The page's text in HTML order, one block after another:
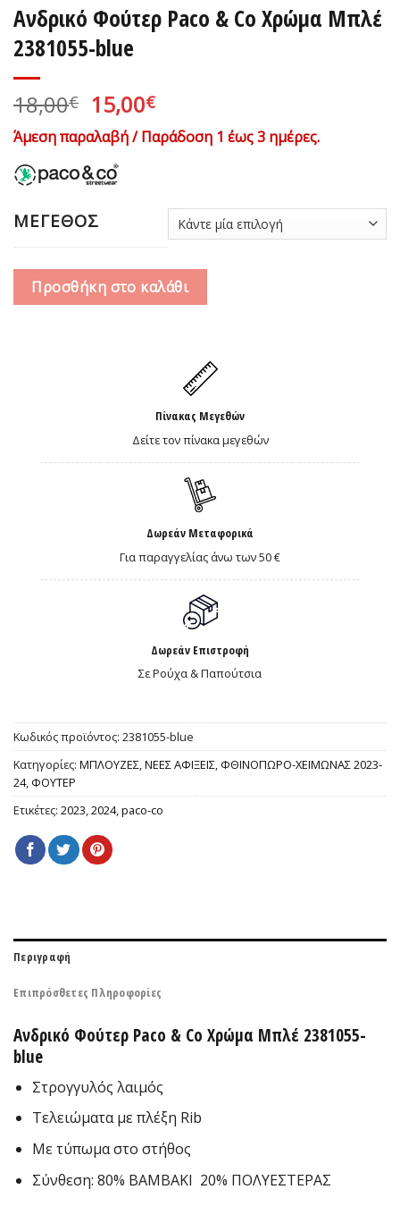
Ανδρικό Φούτερ Paco & Co Χρώμα Μπλέ
2381055-blue
18,00€ Original
price
was:
18,00€.
15,00€Η
τρέχουσα
τιμή
Άμεση παραλαβή / Παράδοση 1 έως 3 ημέρες.
ΜΕΓΕΘΟΣ
Προσθήκη στο καλάθι
Πίνακας Μεγεθών
Δείτε τον πίνακα μεγεθών
Δωρεάν Μεταφορικά
Για παραγγελίας άνω των 50 €
Δωρεάν Επιστροφή
Σε Ρούχα & Παπούτσια
Κωδικός προϊόντος: 2381055-blue
Κατηγορίες: ΜΠΛΟΥΖΕΣ,ΝΕΕΣ ΑΦΙΞΕΙΣ, ΦΘΙΝΟΠΩΡΟ-ΧΕΙΜΩΝΑΣ 2023-
24, ΦΟΥΤΕΡ
Ετικέτες: 2023,2024,paco-co
Περιγραφή
Επιπρόσθετες Πληροφορίες
Ανδρικό Φούτερ Paco & Co Χρώμα Μπλέ 2381055-
blue
Στρογγυλός λαιμός
Τελειώματα με πλέξη Rib
Με τύπωμα στο στήθος
Σύνθεση: 80% ΒΑΜΒΑΚΙ 20% ΠΟΛΥΕΣΤΕΡΑΣ